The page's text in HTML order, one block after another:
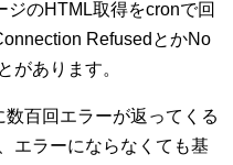
のHTML取得をcronで回
RefusedとかNo
があります。
百回エラーが返ってくる
エラーにならなくても基